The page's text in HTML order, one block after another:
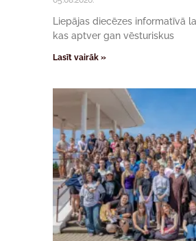
Liepājas diecēzes informatīvā
kas aptver gan vēsturiskus
Lasīt vairāk »